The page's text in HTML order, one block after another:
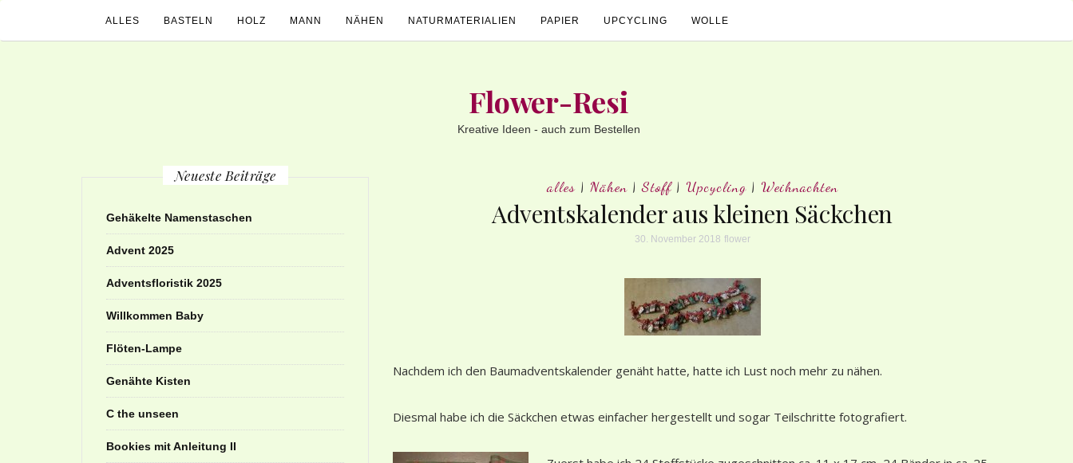
ALLES BASTELN HOLZ MANN NÄHEN NATURMATERIALIEN PAPIER UPCYCLING WOLLE
Flower-Resi
Kreative Ideen - auch zum Bestellen
alles| Nähen|Stoff| Upcycling| Weihnachten
Adventskalender aus kleinen Säckchen
30. November 2018 flower
Nachdem ich den Baumadventskalender genäht hatte, hatte ich Lust noch mehr zu nähen.
Diesmal habe ich die Säckchen etwas einfacher hergestellt und sogar Teilschritte fotografiert.
Neueste Beiträge
Gehäkelte Namenstaschen
Advent 2025
Adventsfloristik 2025
Willkommen Baby
Flöten-Lampe
Genähte Kisten
C the unseen
Bookies mit Anleitung II